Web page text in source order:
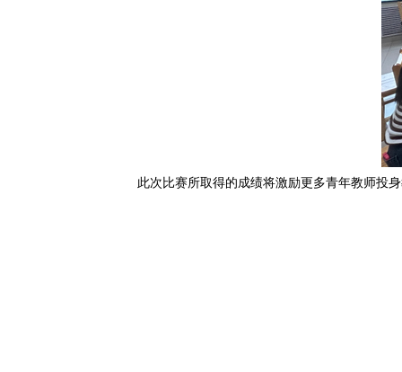
此次比赛所取得的成绩将激励更多青年教师投